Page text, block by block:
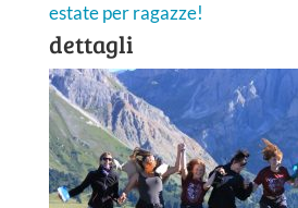
estate per ragazze!
dettagli